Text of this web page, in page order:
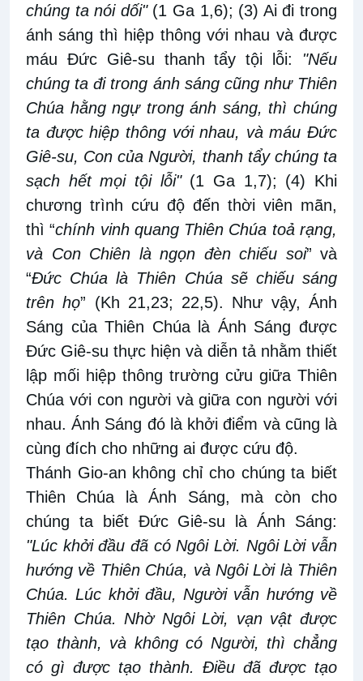
chúng ta nói dối"(1 Ga 1,6); (3) Ai đi trong
ánh sáng thì hiệp thông với nhau và được
máu Đức Giê-su thanh tẩy tội lỗi: "Nếu
chúng ta đi trong ánh sáng cũng như Thiên
Chúa hằng ngự trong ánh sáng, thì chúng
ta được hiệp thông với nhau, và máu Đức
Giê-su, Con của Người, thanh tẩy chúng ta
sạch hết mọi tội lỗi" (1 Ga 1,7); (4) Khi
chương trình cứu độ đến thời viên mãn,
thì “chính vinh quang Thiên Chúa toả rạng,
và Con Chiên là ngọn đèn chiếu soi” và
“Đức Chúa là Thiên Chúa sẽ chiếu sáng
trên họ” (Kh 21,23; 22,5). Như vậy, Ánh
Sáng của Thiên Chúa là Ánh Sáng được
Đức Giê-su thực hiện và diễn tả nhằm thiết
lập mối hiệp thông trường cửu giữa Thiên
Chúa với con người và giữa con người với
nhau. Ánh Sáng đó là khởi điểm và cũng là
cùng đích cho những ai được cứu độ.
Thánh Gio-an không chỉ cho chúng ta biết
Thiên Chúa là Ánh Sáng, mà còn cho
chúng ta biết Đức Giê-su là Ánh Sáng:
"Lúc khởi đầu đã có Ngôi Lời. Ngôi Lời vẫn
hướng về Thiên Chúa, và Ngôi Lời là Thiên
Chúa. Lúc khởi đầu, Người vẫn hướng về
Thiên Chúa. Nhờ Ngôi Lời, vạn vật được
tạo thành, và không có Người, thì chẳng
có gì được tạo thành. Điều đã được tạo